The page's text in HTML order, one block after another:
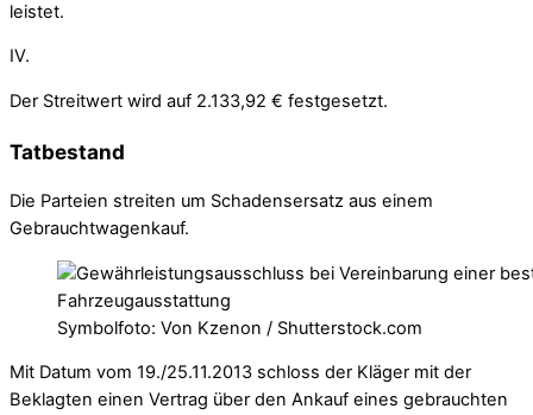
leistet.
IV.
Der Streitwert wird auf 2.133,92 € festgesetzt.
Tatbestand
Die Parteien streiten um Schadensersatz aus einem
Gebrauchtwagenkauf.
Symbolfoto: Von Kzenon / Shutterstock.com
Mit Datum vom 19./25.11.2013 schloss der Kläger mit der
Beklagten einen Vertrag über den Ankauf eines gebrauchten